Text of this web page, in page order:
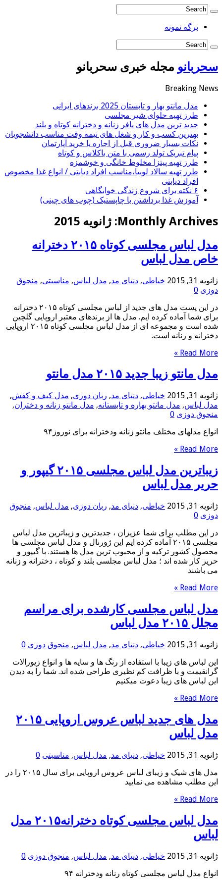
برگه نمونه
سحربانو مجله خبری سحربانو
Breaking News
مدل مانتو بهار و تابستان 2025 برندهای ایرانی
طرز تهیه حلوای شیر مجلسی
جدید ترین مدل های پافر زنانه و دخترانه کوتاه و بلند
بهترین کسب و کار و شغل های نیمه وقت مناسب دانشجویان
نکات بسیار ضروری قبل از اجاره یا خرید آپارتمان
پیام تبریک تولد رسمی با متن باکلاس و کوتاه
طرز تهیه پیتزا مخلوط خانگی و خوشمزه
طرز تهیه سالاد لوبیا،مناسب افراد دیابتی / انواع غذا مخصوص
افراد دیابتی
۶ نکته برای شروع زندگی خوابگاهی
آموزش غذا برداشتن با چاپستیک (چوب های چینی)
Monthly Archives: ژانویه 2015
مدل لباس مجلسی کوتاه ۲۰۱۵ دخترانه
خاص مدل لباس
ژانویه 31, 2015 خیاطی, دنیای مد, مدل لباس, مناسبتی, منجوق
دوزی 0
در این پست مدل های جدید از لباس مجلسی کوتاه ۲۰۱۵ دخترانه
برای شما آماده کرده ایم. مدل ها از برندهای معتبر اروپایی گلچین
شده است و مجموعه ای از مدل لباس مجلسی کوتاه ۲۰۱۵ اروپایی
دخترانه و زنانه است.
Read More »
مدل مانتو زیبا جدید ۲۰۱۵ مدل مانتو
ژانویه 31, 2015 خیاطی, دنیای مد, ربان دوزی, مدل کیف و کفش,
مدل لباس, مدل مانتو بهاره و تابستانه, مدل مانتو زنانه و دختران,
منجوق دوزی 0
انواع مدلهای مختلف مانتو زنانه ودخترانه برای نوروز۹۴
Read More »
زیباترین مدل لباس مجلسی ۲۰۱۵ گیپور و
حریر مدل لباس
ژانویه 31, 2015 خیاطی, دنیای مد, ربان دوزی, مدل لباس, منجوق
دوزی 0
در این مطلب برای شما عزیزان ، جدیدترین و زیباترین مدل لباس
مجلسی ۲۰۱۵ آماده کرده ایم این ژورنال و مدل لباس مجلسی ها
محصول کشور ترکیه و از محبوب ترین مدل ها هستند. با گیپور و
حریر کار شده اند ؛ مدل لباس مجلسی بلند و کوتاه ، دخترانه و زنانه
می باشند
Read More »
مدل لباس مجلسی کارشده برای مراسم
مجلل ۲۰۱۵ مدل لباس
ژانویه 31, 2015 خیاطی, دنیای مد, مدل لباس, منجوق دوزی 0
این لباس های زیبا با استفاده از رنگ ها و سایه ها و انواع زیورالات
گرانقیمت و با ظرافت کم نظیری طراحی شده اند. شما را به دیدن
این لباس های زیبا دعوت میکنیم
Read More »
مدل های جدید لباس عروس اروپایی ۲۰۱۵
مدل لباس
ژانویه 31, 2015 خیاطی, دنیای مد, مدل لباس, مناسبتی 0
مدل های شیک و زیبای لباس عروس اروپایی برای سال ۲۰۱۵ را در
این مطلب مشاهده می نمایید
Read More »
مدل لباس مجلسی کوتاه دخترانه۲۰۱۵ مدل
لباس
ژانویه 31, 2015 خیاطی, دنیای مد, مدل لباس, منجوق دوزی 0
انواع مدل لباس مجلسی کوتاه رنانه ودخترانه ۹۴